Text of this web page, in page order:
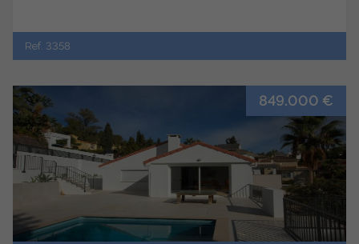
Ref. 3358
849.000 €